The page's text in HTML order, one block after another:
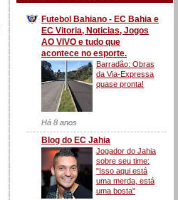
Futebol Bahiano - EC Bahia e
EC Vitoria, Noticias, Jogos
AO VIVO e tudo que
acontece no esporte.
Barradão: Obras
da Via-Expressa
quase pronta!
Há 8 anos
Blog do EC Jahia
Jogador do Jahia
sobre seu time:
"Isso aqui está
uma merda, está
uma bosta"